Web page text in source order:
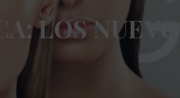
LOS